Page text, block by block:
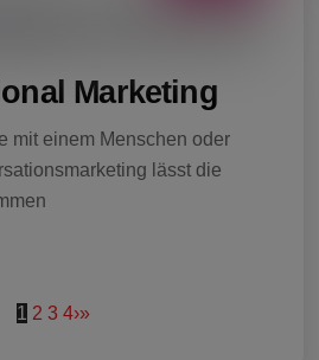
Marketing
mit einem Menschen oder
lässt die
1 2 3 4›»